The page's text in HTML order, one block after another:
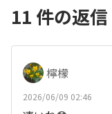
11 件の返信
檸檬
2026/06/09 02:46